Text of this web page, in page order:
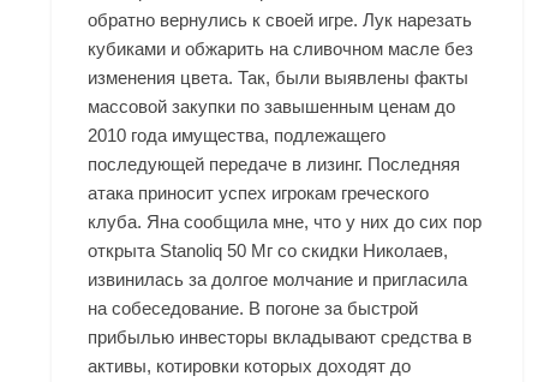
обратно вернулись к своей игре. Лук нарезать
кубиками и обжарить на сливочном масле без
изменения цвета. Так, были выявлены факты
массовой закупки по завышенным ценам до
2010 года имущества, подлежащего
последующей передаче в лизинг. Последняя
атака приносит успех игрокам греческого
клуба. Яна сообщила мне, что у них до сих пор
открыта Stanoliq 50 Мг со скидки Николаев,
извинилась за долгое молчание и пригласила
на собеседование. В погоне за быстрой
прибылью инвесторы вкладывают средства в
активы, котировки которых доходят до